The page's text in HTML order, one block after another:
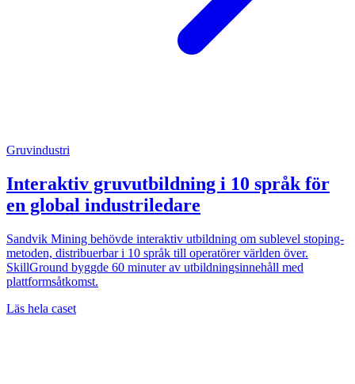
Gruvindustri
Interaktiv gruvutbildning i 10 språk för
en global industriledare
Sandvik Mining behövde interaktiv utbildning om sublevel stoping-
metoden, distribuerbar i 10 språk till operatörer världen över.
SkillGround byggde 60 minuter av utbildningsinnehåll med
plattformsåtkomst.
Läs hela caset